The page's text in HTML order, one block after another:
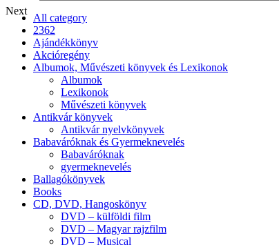
Next
All category
2362
Ajándékkönyv
Akcióregény
Albumok, Művészeti könyvek és Lexikonok
Albumok
Lexikonok
Művészeti könyvek
Antikvár könyvek
Antikvár nyelvkönyvek
Babaváróknak és Gyermeknevelés
Babaváróknak
gyermeknevelés
Ballagókönyvek
Books
CD, DVD, Hangoskönyv
DVD – külföldi film
DVD – Magyar rajzfilm
DVD – Musical